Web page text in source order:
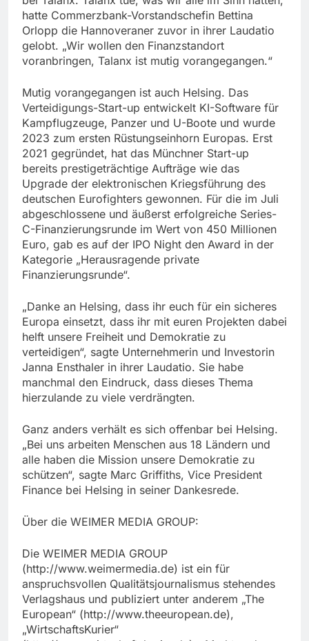
hatte Commerzbank-Vorstandschefin Bettina
Orlopp die Hannoveraner zuvor in ihrer Laudatio
gelobt. „Wir wollen den Finanzstandort
voranbringen, Talanx ist mutig vorangegangen.“
Mutig vorangegangen ist auch Helsing. Das
Verteidigungs-Start-up entwickelt KI-Software für
Kampflugzeuge, Panzer und U-Boote und wurde
2023 zum ersten Rüstungseinhorn Europas. Erst
2021 gegründet, hat das Münchner Start-up
bereits prestigeträchtige Aufträge wie das
Upgrade der elektronischen Kriegsführung des
deutschen Eurofighters gewonnen. Für die im Juli
abgeschlossene und äußerst erfolgreiche Series-
C-Finanzierungsrunde im Wert von 450 Millionen
Euro, gab es auf der IPO Night den Award in der
Kategorie „Herausragende private
Finanzierungsrunde“.
„Danke an Helsing, dass ihr euch für ein sicheres
Europa einsetzt, dass ihr mit euren Projekten dabei
helft unsere Freiheit und Demokratie zu
verteidigen“, sagte Unternehmerin und Investorin
Janna Ensthaler in ihrer Laudatio. Sie habe
manchmal den Eindruck, dass dieses Thema
hierzulande zu viele verdrängten.
Ganz anders verhält es sich offenbar bei Helsing.
„Bei uns arbeiten Menschen aus 18 Ländern und
alle haben die Mission unsere Demokratie zu
schützen“, sagte Marc Griffiths, Vice President
Finance bei Helsing in seiner Dankesrede.
Über die WEIMER MEDIA GROUP:
Die WEIMER MEDIA GROUP
(http://www.weimermedia.de) ist ein für
anspruchsvollen Qualitätsjournalismus stehendes
Verlagshaus und publiziert unter anderem „The
European“ (http://www.theeuropean.de),
„WirtschaftsKurier“